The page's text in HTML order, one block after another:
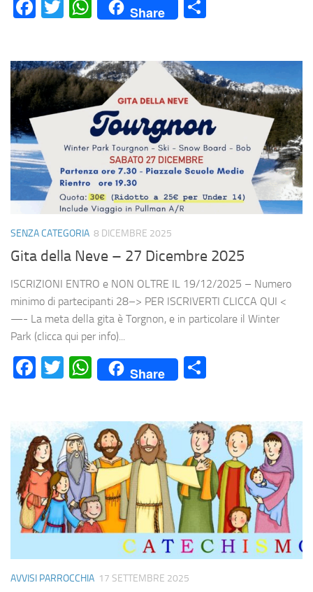
Facebook
Twitter
WhatsApp
Share
SENZA CATEGORIA 8 DICEMBRE 2025
Gita della Neve – 27 Dicembre 2025
ISCRIZIONI ENTRO e NON OLTRE IL 19/12/2025 – Numero
minimo di partecipanti 28–> PER ISCRIVERTI CLICCA QUI <
—- La meta della gita è Torgnon, e in particolare il Winter
Park (clicca qui per info)...
Facebook
Twitter
WhatsApp
Share
AVVISI PARROCCHIA 17 SETTEMBRE 2025